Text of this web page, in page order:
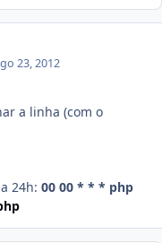
23, 2012
a linha (com o
24h: 00 00 * * * php